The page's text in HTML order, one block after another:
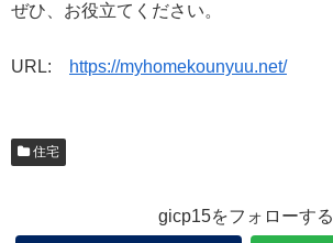
ぜひ、お役立てください。
URL: https://myhomekounyuu.net/
住宅
gicp15をフォローする